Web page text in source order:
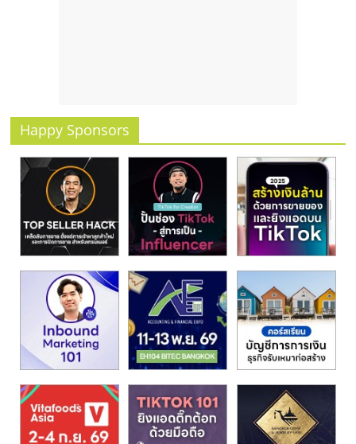
Happy Sponsors